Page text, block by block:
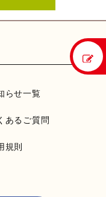
らせ一覧
あるご質問
規則